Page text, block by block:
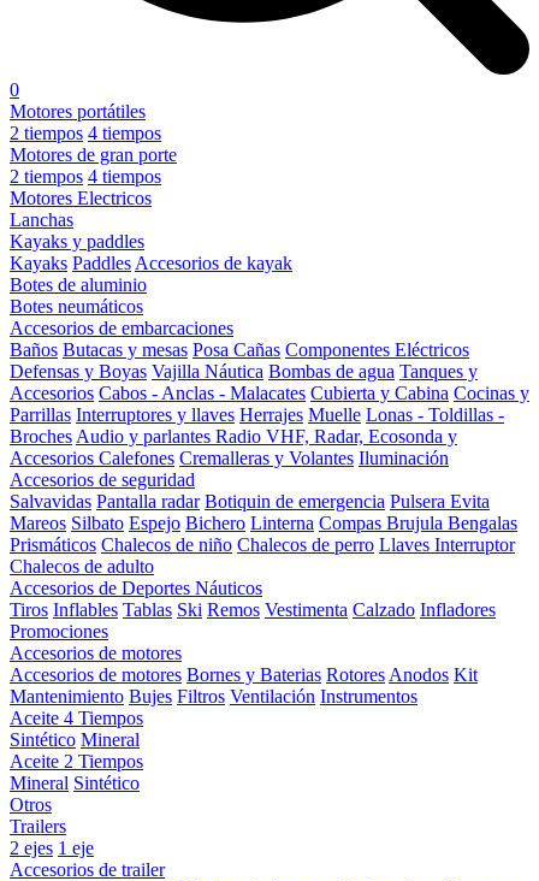
0
Motores portátiles
2 tiempos 4 tiempos
Motores de gran porte
2 tiempos 4 tiempos
Motores Electricos
Lanchas
Kayaks y paddles
Kayaks Paddles Accesorios de kayak
Botes de aluminio
Botes neumáticos
Accesorios de embarcaciones
Baños Butacas y mesas Posa Cañas Componentes Eléctricos
Defensas y Boyas Vajilla Náutica Bombas de agua Tanques y
Accesorios Cabos - Anclas - Malacates Cubierta y Cabina Cocinas y
Parrillas Interruptores y llaves Herrajes Muelle Lonas - Toldillas -
Broches Audio y parlantes Radio VHF, Radar, Ecosonda y
Accesorios Calefones Cremalleras y Volantes Iluminación
Accesorios de seguridad
Salvavidas Pantalla radar Botiquin de emergencia Pulsera Evita
Mareos Silbato Espejo Bichero Linterna Compas Brujula Bengalas
Prismáticos Chalecos de niño Chalecos de perro Llaves Interruptor
Chalecos de adulto
Accesorios de Deportes Náuticos
Tiros Inflables Tablas Ski Remos Vestimenta Calzado Infladores
Promociones
Accesorios de motores
Accesorios de motores Bornes y Baterias Rotores Anodos Kit
Mantenimiento Bujes Filtros Ventilación Instrumentos
Aceite 4 Tiempos
Sintético Mineral
Aceite 2 Tiempos
Mineral Sintético
Otros
Trailers
2 ejes 1 eje
Accesorios de trailer